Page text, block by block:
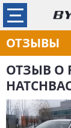
ОТЗЫВЫ
ОТЗЫВ О